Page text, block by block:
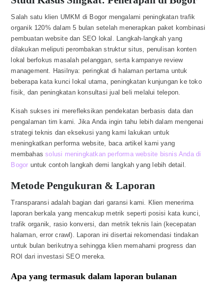
Salah satu klien UMKM di Bogor mengalami peningkatan trafik
organik 120% dalam 5 bulan setelah menerapkan paket kombinasi
pembuatan website dan SEO lokal. Langkah-langkah yang
dilakukan meliputi perombakan struktur situs, penulisan konten
lokal berfokus masalah pelanggan, serta kampanye review
management. Hasilnya: peringkat di halaman pertama untuk
beberapa kata kunci lokal utama, peningkatan kunjungan ke toko
fisik, dan peningkatan konsultasi jual beli melalui telepon.
Kisah sukses ini merefleksikan pendekatan berbasis data dan
pengalaman tim kami. Jika Anda ingin tahu lebih dalam mengenai
strategi teknis dan eksekusi yang kami lakukan untuk
meningkatkan performa website, baca artikel kami yang
membahassolusi meningkatkan performa website bisnis Anda di
Bogor untuk contoh langkah demi langkah yang lebih detail.
Metode Pengukuran & Laporan
Transparansi adalah bagian dari garansi kami. Klien menerima
laporan berkala yang mencakup metrik seperti posisi kata kunci,
trafik organik, rasio konversi, dan metrik teknis lain (kecepatan
halaman, error crawl). Laporan ini disertai rekomendasi tindakan
untuk bulan berikutnya sehingga klien memahami progress dan
ROI dari investasi SEO mereka.
Apa yang termasuk dalam laporan bulanan